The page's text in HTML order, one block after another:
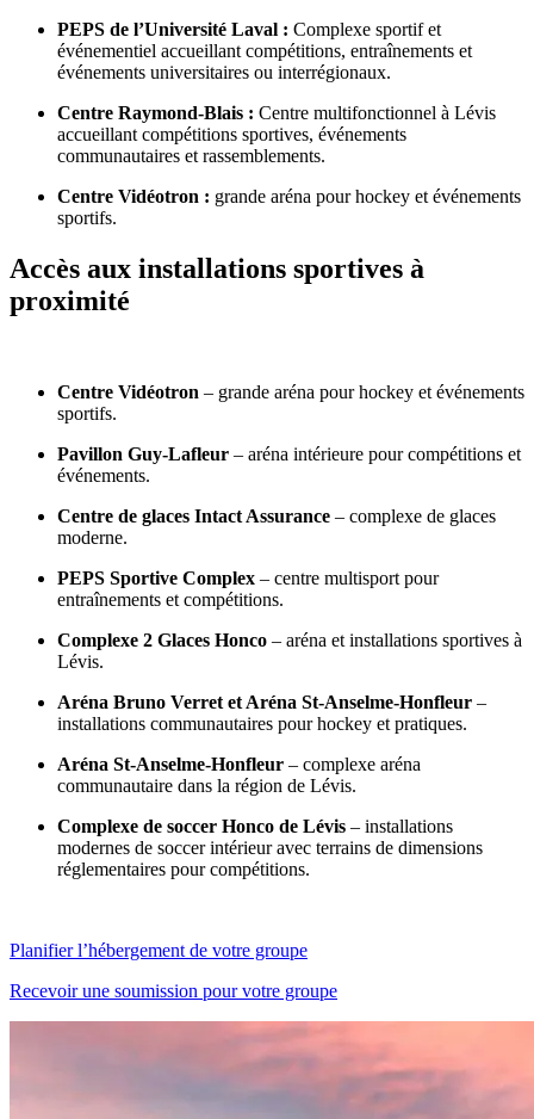
PEPS de l’Université Laval : Complexe sportif et
événementiel accueillant compétitions, entraînements et
événements universitaires ou interrégionaux.
Centre Raymond-Blais : Centre multifonctionnel à Lévis
accueillant compétitions sportives, événements
communautaires et rassemblements.
Centre Vidéotron : grande aréna pour hockey et événements
sportifs.
Accès aux installations sportives à
proximité
Centre Vidéotron – grande aréna pour hockey et événements
sportifs.
Pavillon Guy-Lafleur – aréna intérieure pour compétitions et
événements.
Centre de glaces Intact Assurance – complexe de glaces
moderne.
PEPS Sportive Complex – centre multisport pour
entraînements et compétitions.
Complexe 2 Glaces Honco – aréna et installations sportives à
Lévis.
Aréna Bruno Verret et Aréna St-Anselme-Honfleur –
installations communautaires pour hockey et pratiques.
Aréna St-Anselme-Honfleur – complexe aréna
communautaire dans la région de Lévis.
Complexe de soccer Honco de Lévis – installations
modernes de soccer intérieur avec terrains de dimensions
réglementaires pour compétitions.
Planifier l’hébergement de votre groupe
Recevoir une soumission pour votre groupe